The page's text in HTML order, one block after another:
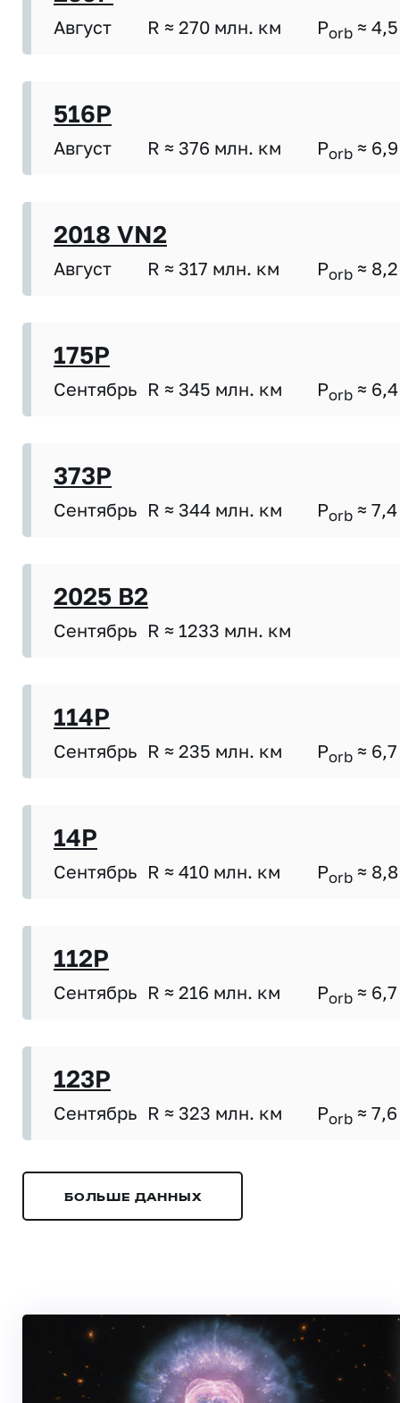
Август R ≈ 270 млн. км Porb ≈ 4,5
516P
Август R ≈ 376 млн. км Porb ≈ 6,9
2018 VN2
Август R ≈ 317 млн. км Porb ≈ 8,2
175P
Сентябрь R ≈ 345 млн. км Porb ≈ 6,4
373P
Сентябрь R ≈ 344 млн. км Porb ≈ 7,4
2025 B2
Сентябрь R ≈ 1233 млн. км
114P
Сентябрь R ≈ 235 млн. км Porb ≈ 6,7
14P
Сентябрь R ≈ 410 млн. км Porb ≈ 8,8
112P
Сентябрь R ≈ 216 млн. км Porb ≈ 6,7
123P
Сентябрь R ≈ 323 млн. км Porb ≈ 7,6
БОЛЬШЕ ДАННЫХ